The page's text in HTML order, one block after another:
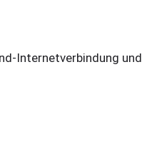
Internetverbindung